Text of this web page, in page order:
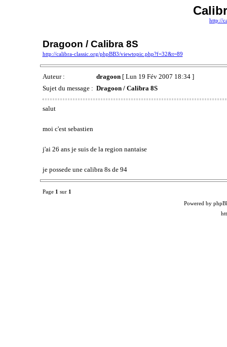
http://
Dragoon / Calibra 8S
http://calibra-classic.org/phpBB3/viewtopic.php?f=32&t=89
Auteur : dragoon[ Lun 19 Fév 2007 18:34 ]
Sujet du message : Dragoon / Calibra 8S
salut
moi c'est sebastien
j'ai 26 ans je suis de la region nantaise
je possede une calibra 8s de 94
Page 1 sur 1
Powered by